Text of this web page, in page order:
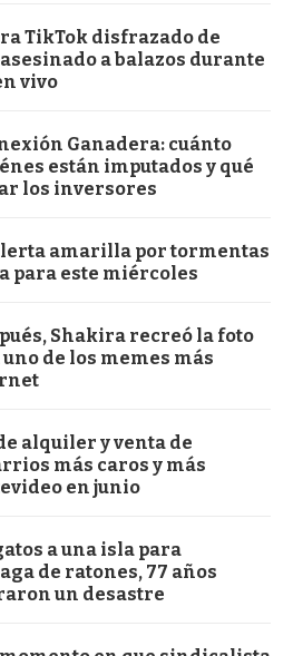
TikTok disfrazado de
a balazos durante
vivo
Ganadera: cuánto
están imputados y qué
los inversores
amarilla por tormentas
para este miércoles
Shakira recreó la foto
de los memes más
alquiler y venta de
más caros y más
en junio
a una isla para
de ratones, 77 años
un desastre